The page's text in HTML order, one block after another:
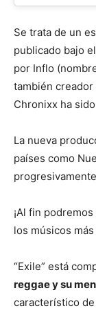
Se trata de un
publicado bajo
por Inflo
también
Chronixx ha
La nueva
países como
¡Al fin
los músicos
“Exile” está
reggae y su
característico